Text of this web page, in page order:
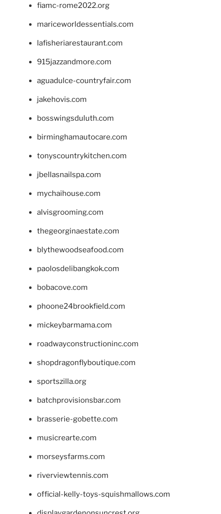
fiamc-rome2022.org
mariceworldessentials.com
lafisheriarestaurant.com
915jazzandmore.com
aguadulce-countryfair.com
jakehovis.com
bosswingsduluth.com
birminghamautocare.com
tonyscountrykitchen.com
jbellasnailspa.com
mychaihouse.com
alvisgrooming.com
thegeorginaestate.com
blythewoodseafood.com
paolosdelibangkok.com
bobacove.com
phoone24brookfield.com
mickeybarmama.com
roadwayconstructioninc.com
shopdragonflyboutique.com
sportszilla.org
batchprovisionsbar.com
brasserie-gobette.com
musicrearte.com
morseysfarms.com
riverviewtennis.com
official-kelly-toys-squishmallows.com